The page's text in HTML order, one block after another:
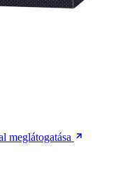
meglátogatása